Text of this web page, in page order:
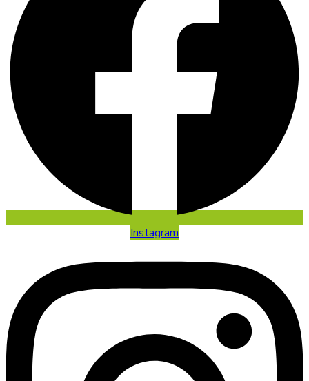
Instagram